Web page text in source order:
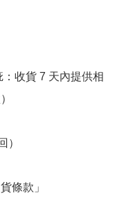
收貨 7 天內提供相
）
條款」